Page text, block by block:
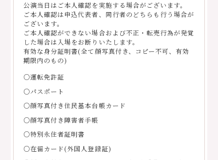
公演当⽇はご本⼈確認を実施する場合がございます。
ご本⼈確認は申込代表者、同⾏者のどちらも⾏う場合が
ございます。
ご本⼈確認ができない場合および不正・転売⾏為が発覚
した場合は⼊場をお断りいたします。
有効な身分証明書(全て顔写真付き、コピー不可、有効
期限内のもの)
○運転免許証
○パスポート
○顔写真付き住民基本台帳カード
○顔写真付き障害者手帳
○特別永住者証明書
○在留カード(外国人登録証)